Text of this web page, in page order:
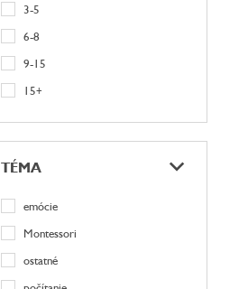
3-5
6-8
9-15
15+
TÉMA
emócie
Montessori
ostatné